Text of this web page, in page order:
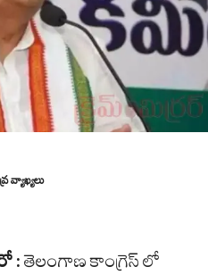
వ్యాఖ్యలు
:తెలంగాణ కాంగ్రెస్ లో